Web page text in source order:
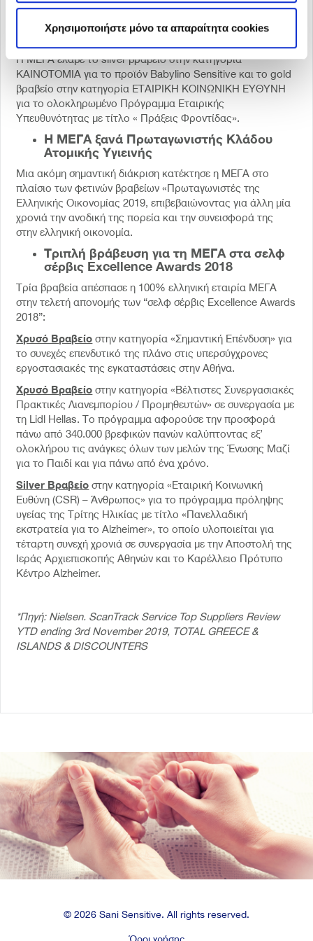
Χρησιμοποιήστε μόνο τα απαραίτητα cookies
βάσει οικονομικών μεγεθών και αναπτυξιακών προοπτικών.
Δύο σημαντικά βραβεία στα
Manufacturing Excellence Awards
Η ΜΕΓΑ έλαβε το silver βραβείο στην κατηγορία
ΚΑΙΝΟΤΟΜΙΑ για το προϊόν Babylino Sensitive και το gold
βραβείο στην κατηγορία ΕΤΑΙΡΙΚΗ ΚΟΙΝΩΝΙΚΗ ΕΥΘΥΝΗ
για το ολοκληρωμένο Πρόγραμμα Εταιρικής
Υπευθυνότητας με τίτλο « Πράξεις Φροντίδας».
Η ΜΕΓΑ ξανά Πρωταγωνιστής Κλάδου
Ατομικής Υγιεινής
Μια ακόμη σημαντική διάκριση κατέκτησε η ΜΕΓΑ στο
πλαίσιο των φετινών βραβείων «Πρωταγωνιστές της
Ελληνικής Οικονομίας 2019, επιβεβαιώνοντας για άλλη μία
χρονιά την ανοδική της πορεία και την συνεισφορά της
στην ελληνική οικονομία.
Τριπλή βράβευση για τη ΜΕΓΑ στα σελφ
σέρβις Excellence Awards 2018
Τρία βραβεία απέσπασε η 100% ελληνική εταιρία ΜΕΓΑ
στην τελετή απονομής των “σελφ σέρβις Excellence Awards
2018”:
Χρυσό Βραβείο στην κατηγορία «Σημαντική Επένδυση» για
το συνεχές επενδυτικό της πλάνο στις υπερσύγχρονες
εργοστασιακές της εγκαταστάσεις στην Αθήνα.
Χρυσό Bραβείο στην κατηγορία «Βέλτιστες Συνεργασιακές
Πρακτικές Λιανεμπορίου / Προμηθευτών» σε συνεργασία με
τη Lidl Hellas. Το πρόγραμμα αφορούσε την προσφορά
πάνω από 340.000 βρεφικών πανών καλύπτοντας εξ’
ολοκλήρου τις ανάγκες όλων των μελών της Ένωσης Μαζί
για το Παιδί και για πάνω από ένα χρόνο.
Silver Βραβείο στην κατηγορία «Εταιρική Κοινωνική
Ευθύνη (CSR) – Άνθρωπος» για το πρόγραμμα πρόληψης
υγείας της Τρίτης Ηλικίας με τίτλο «Πανελλαδική
εκστρατεία για το Alzheimer», το οποίο υλοποιείται για
τέταρτη συνεχή χρονιά σε συνεργασία με την Αποστολή της
Ιεράς Αρχιεπισκοπής Αθηνών και το Καρέλλειο Πρότυπο
Κέντρο Alzheimer.
*Πηγή: Nielsen. ScanTrack Service Top Suppliers Review
YTD ending 3rd November 2019, TOTAL GREECE &
ISLANDS & DISCOUNTERS
© 2026 Sani Sensitive. All rights reserved.